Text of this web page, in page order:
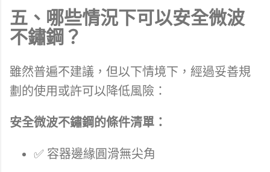
五、哪些情況下可以安全微波
不鏽鋼？
雖然普遍不建議，但以下情境下，經過妥善規
劃的使用或許可以降低風險：
安全微波不鏽鋼的條件清單：
✅ 容器邊緣圓滑無尖角